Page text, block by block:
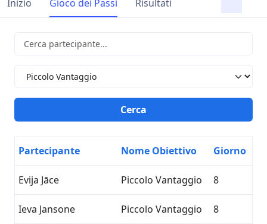
Inizio Gioco dei Passi Risultati
Partecipante Nome Obiettivo Giorno
Evija Jāce Piccolo Vantaggio 8
Ieva Jansone Piccolo Vantaggio 8